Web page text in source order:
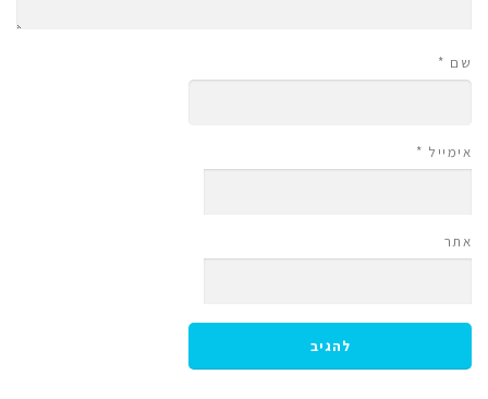
שם *
אימייל *
אתר